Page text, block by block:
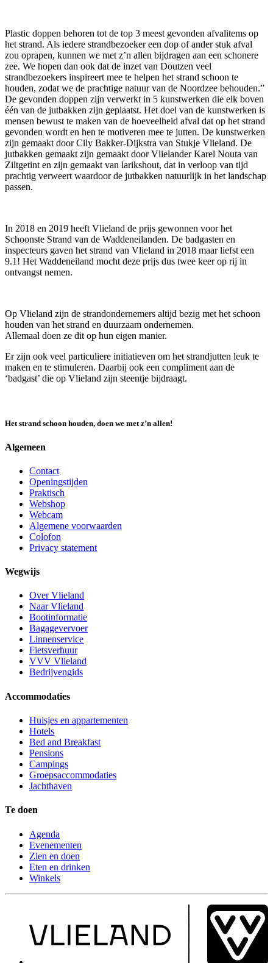
Plastic doppen behoren tot de top 3 meest gevonden afvalitems op
het strand. Als iedere strandbezoeker een dop of ander stuk afval
zou oprapen, kunnen we met z’n allen bijdragen aan een schonere
zee. We hopen dan ook dat de inzet van Doutzen veel
strandbezoekers inspireert mee te helpen het strand schoon te
houden, zodat we de prachtige natuur van de Noordzee behouden.”
De gevonden doppen zijn verwerkt in 5 kunstwerken die elk boven
één van de jutbakken zijn geplaatst. Het doel van de kunstwerken is
mensen bewust te maken van de hoeveelheid afval dat op het strand
gevonden wordt en hen te motiveren mee te jutten. De kunstwerken
zijn gemaakt door Cily Bakker-Dijkstra van Stukje Vlieland. De
jutbakken gemaakt zijn gemaakt door Vlielander Karel Nouta van
Ziltgetint en zijn gemaakt van larikshout, dat in verloop van tijd
prachtig verweert waardoor de jutbakken natuurlijk in het landschap
passen.
In 2018 en 2019 heeft Vlieland de prijs gewonnen voor het
Schoonste Strand van de Waddeneilanden. De badgasten en
inspecteurs gaven het strand van Vlieland in 2018 maar liefst een
9.1! Het Waddeneiland mocht deze prijs dus twee keer op rij in
ontvangst nemen.
Op Vlieland zijn de strandondernemers altijd bezig met het schoon
houden van het strand en duurzaam ondernemen.
Allemaal doen ze dit op hun eigen manier.
Er zijn ook veel particuliere initiatieven om het strandjutten leuk te
maken en te stimuleren. Daarbij ook een compliment aan de
‘badgast’ die op Vlieland zijn steentje bijdraagt.
Het strand schoon houden, doen we met z’n allen!
Algemeen
Contact
Openingstijden
Praktisch
Webshop
Webcam
Algemene voorwaarden
Colofon
Privacy statement
Wegwijs
Over Vlieland
Naar Vlieland
Bootinformatie
Bagagevervoer
Linnenservice
Fietsverhuur
VVV Vlieland
Bedrijvengids
Accommodaties
Huisjes en appartementen
Hotels
Bed and Breakfast
Pensions
Campings
Groepsaccommodaties
Jachthaven
Te doen
Agenda
Evenementen
Zien en doen
Eten en drinken
Winkels